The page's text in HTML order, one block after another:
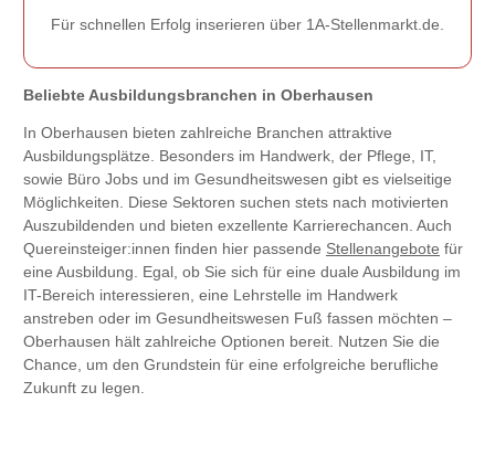
Für schnellen Erfolg inserieren über 1A-Stellenmarkt.de.
Beliebte Ausbildungsbranchen in Oberhausen
In Oberhausen bieten zahlreiche Branchen attraktive
Ausbildungsplätze. Besonders im Handwerk, der Pflege, IT,
sowie Büro Jobs und im Gesundheitswesen gibt es vielseitige
Möglichkeiten. Diese Sektoren suchen stets nach motivierten
Auszubildenden und bieten exzellente Karrierechancen. Auch
Quereinsteiger:innen finden hier passende Stellenangebote für
eine Ausbildung. Egal, ob Sie sich für eine duale Ausbildung im
IT-Bereich interessieren, eine Lehrstelle im Handwerk
anstreben oder im Gesundheitswesen Fuß fassen möchten –
Oberhausen hält zahlreiche Optionen bereit. Nutzen Sie die
Chance, um den Grundstein für eine erfolgreiche berufliche
Zukunft zu legen.